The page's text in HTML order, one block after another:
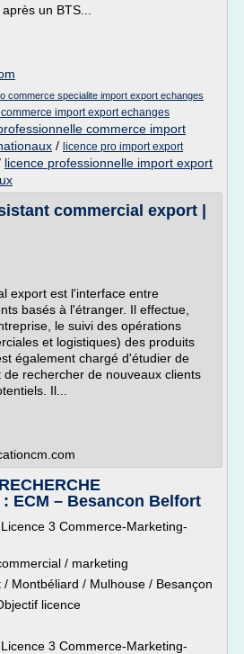
un BTS...
commerce specialite import export echanges
import export echanges
commerce import
/ licence pro import export
licence professionnelle import export
commercial export |
export est l'interface entre
basés à l'étranger. Il effectue,
le suivi des opérations
et logistiques) des produits
également chargé d'étudier de
rechercher de nouveaux clients
Il...
: ECM – Besancon Belfort
3 Commerce-Marketing-
/ marketing
Montbéliard / Mulhouse / Besançon
licence
3 Commerce-Marketing-